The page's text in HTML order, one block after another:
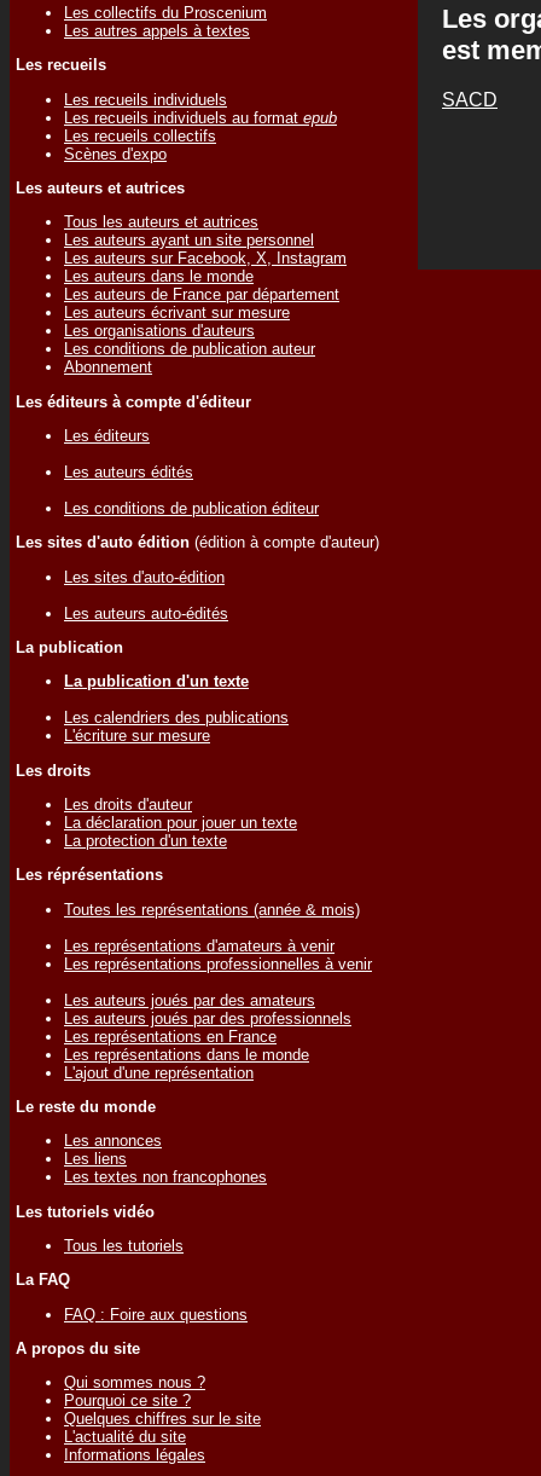
Les collectifs du Proscenium
Les autres appels à textes
Les recueils
Les recueils individuels
Les recueils individuels au format epub
Les recueils collectifs
Scènes d'expo
Les auteurs et autrices
Tous les auteurs et autrices
Les auteurs ayant un site personnel
Les auteurs sur Facebook, X, Instagram
Les auteurs dans le monde
Les auteurs de France par département
Les auteurs écrivant sur mesure
Les organisations d'auteurs
Les conditions de publication auteur
Abonnement
Les éditeurs à compte d'éditeur
Les éditeurs
Les auteurs édités
Les conditions de publication éditeur
Les sites d'auto édition (édition à compte d'auteur)
Les sites d'auto-édition
Les auteurs auto-édités
La publication
La publication d'un texte
Les calendriers des publications
L'écriture sur mesure
Les droits
Les droits d'auteur
La déclaration pour jouer un texte
La protection d'un texte
Les réprésentations
Toutes les représentations (année & mois)
Les représentations d'amateurs à venir
Les représentations professionnelles à venir
Les auteurs joués par des amateurs
Les auteurs joués par des professionnels
Les représentations en France
Les représentations dans le monde
L'ajout d'une représentation
Le reste du monde
Les annonces
Les liens
Les textes non francophones
Les tutoriels vidéo
Tous les tutoriels
La FAQ
FAQ : Foire aux questions
A propos du site
Qui sommes nous ?
Pourquoi ce site ?
Quelques chiffres sur le site
L'actualité du site
Informations légales
Les
est
SACD